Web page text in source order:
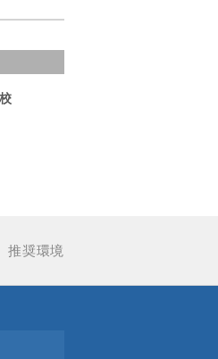
推奨環境